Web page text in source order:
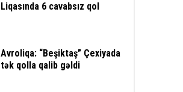
Liqasında 6 cavabsız qol
Avroliqa: “Beşiktaş” Çexiyada
tək qolla qalib gəldi